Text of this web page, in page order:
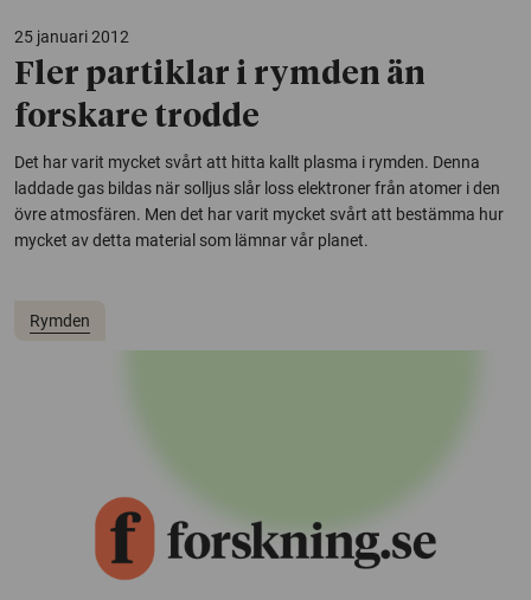
25 januari 2012
Fler partiklar i rymden än
forskare trodde
Det har varit mycket svårt att hitta kallt plasma i rymden. Denna
laddade gas bildas när solljus slår loss elektroner från atomer i den
övre atmosfären. Men det har varit mycket svårt att bestämma hur
mycket av detta material som lämnar vår planet.
Rymden